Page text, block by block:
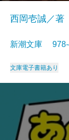
西岡壱誠／著
新潮文庫
文庫電子書籍あり